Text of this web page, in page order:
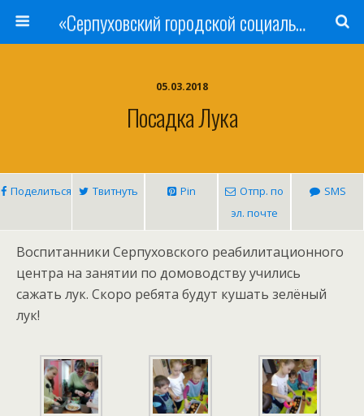
«Серпуховский городской социально-реабилитационный Центр для несовершеннолетних»
05.03.2018
Посадка Лука
Поделиться Твитнуть Pin
Отпр. по
эл. почте
SMS
Воспитанники Серпуховского реабилитационного
центра на занятии по домоводству учились
сажать лук. Скоро ребята будут кушать зелёный
лук!